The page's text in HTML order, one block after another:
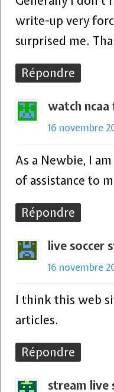
write-up very
surprised me.
Répondre
watch
16 novembre
As a Newbie, I
of assistance to
Répondre
live soccer
16 novembre
I think this web
articles.
Répondre
stream live